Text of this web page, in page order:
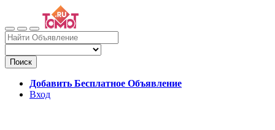
Поиск
Добавить Бесплатное Объявление
Вход